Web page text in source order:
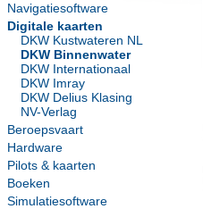
Navigatiesoftware
Digitale kaarten
DKW Kustwateren NL
DKW Binnenwater
DKW Internationaal
DKW Imray
DKW Delius Klasing
NV-Verlag
Beroepsvaart
Hardware
Pilots & kaarten
Boeken
Simulatiesoftware